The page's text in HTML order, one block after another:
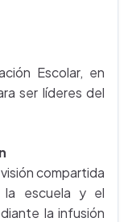
Escolar, en
ser líderes del
compartida
la escuela y el
la infusión